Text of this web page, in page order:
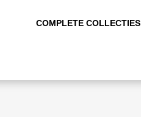
COMPLETE COLLECTIES